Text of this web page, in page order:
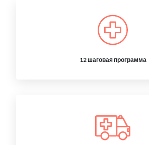
12 шаговая программа